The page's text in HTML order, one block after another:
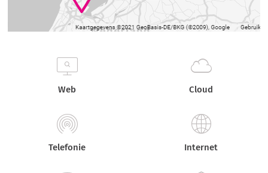
Web Cloud
Telefonie Internet